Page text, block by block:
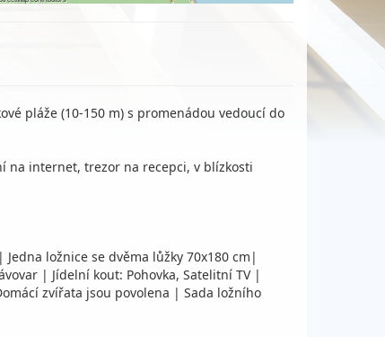
pláže (10-150 m) s promenádou vedoucí do
na internet, trezor na recepci, v blízkosti
ložnice se dvěma lůžky 70x180 cm|
| Jídelní kout: Pohovka, Satelitní TV |
zvířata jsou povolena | Sada ložního